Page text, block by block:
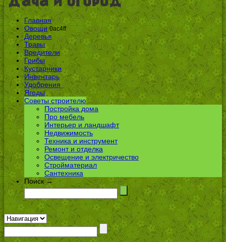
Главная
Овощи 0ac4ff
Деревья
Травы
Вредители
Грибы
Кустарники
Инвентарь
Удобрения
Ягоды
Советы строителю
Постройка дома
Про мебель
Интерьер и ландшафт
Недвижимость
Техника и инструмент
Ремонт и отделка
Освещение и электричество
Стройматериал
Сантехника
Поиск →